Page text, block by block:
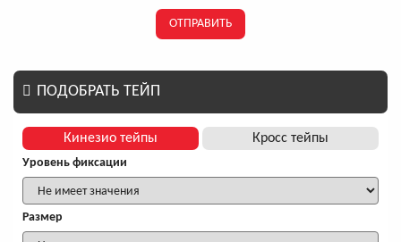
ОТПРАВИТЬ
ПОДОБРАТЬ ТЕЙП
Кинезио тейпы Кросс тейпы
Уровень фиксации
Размер